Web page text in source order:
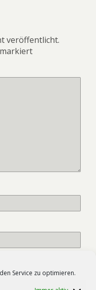
Service zu optimieren.
veröffentlicht.
markiert